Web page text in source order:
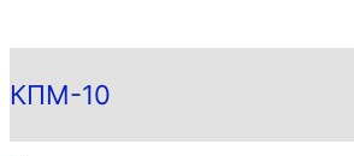
КПМ-10